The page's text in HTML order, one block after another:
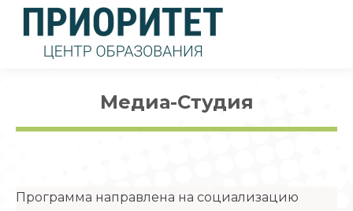
Медиа-Студия
Программа направлена на социализацию